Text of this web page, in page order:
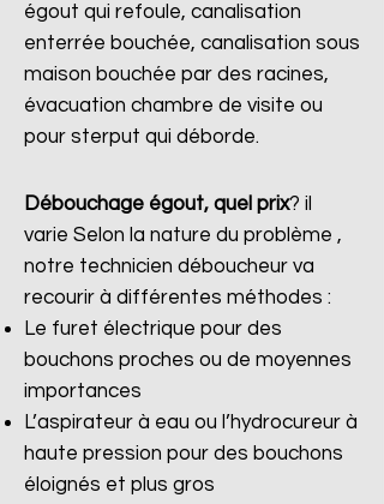
égout qui refoule, canalisation
enterrée bouchée, canalisation sous
maison bouchée par des racines,
évacuation chambre de visite ou
pour sterput qui déborde.
Débouchage égout, quel prix? il
varie Selon la nature du problème ,
notre technicien déboucheur va
recourir à différentes méthodes :
Le furet électrique pour des
bouchons proches ou de moyennes
importances
L’aspirateur à eau ou l’hydrocureur à
haute pression pour des bouchons
éloignés et plus gros